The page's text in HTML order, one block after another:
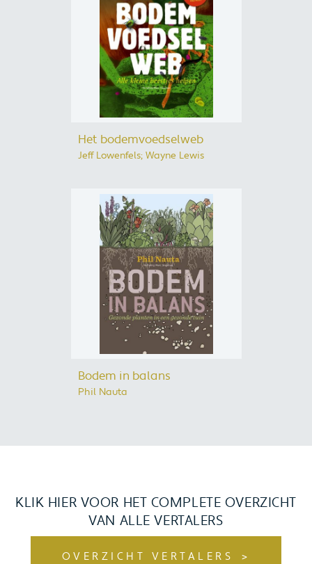
Het bodemvoedselweb
Jeff Lowenfels; Wayne Lewis
Bodem in balans
Phil Nauta
KLIK HIER VOOR HET COMPLETE OVERZICHT
VAN ALLE VERTALERS
OVERZICHT VERTALERS